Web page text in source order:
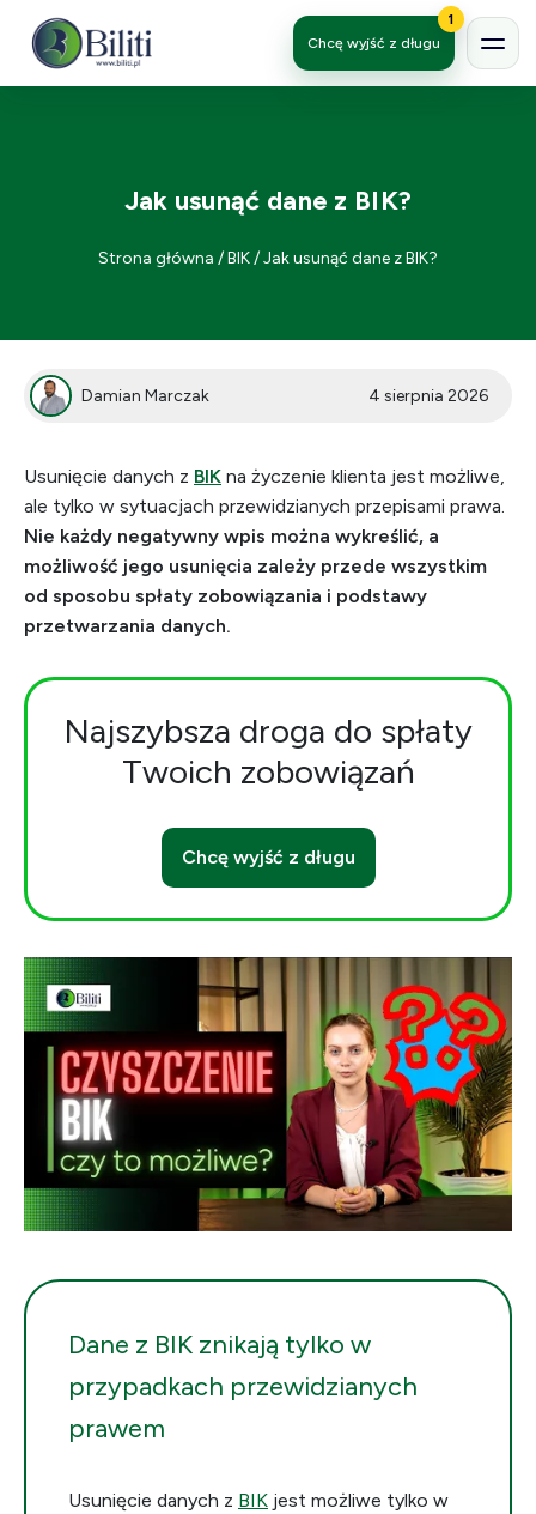
Chcę wyjść z długu
1
Jak usunąć dane z BIK?
Strona główna /BIK/Jak usunąć dane z BIK?
Damian Marczak 4 sierpnia 2026
Usunięcie danych z BIK na życzenie klienta jest możliwe,
ale tylko w sytuacjach przewidzianych przepisami prawa.
Nie każdy negatywny wpis można wykreślić, a
możliwość jego usunięcia zależy przede wszystkim
od sposobu spłaty zobowiązania i podstawy
przetwarzania danych.
Najszybsza droga do spłaty
Twoich zobowiązań
Chcę wyjść z długu
Dane z BIK znikają tylko w
przypadkach przewidzianych
prawem
Usunięcie danych z BIK jest możliwe tylko w